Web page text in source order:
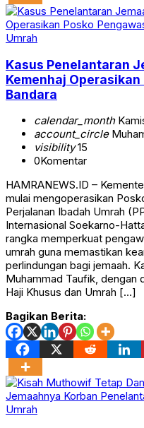
Umrah
Kasus Penelantaran
Kemenhaj
Bandara
calendar_month
account_circle
visibility15
0Komentar
HAMRANEWS.ID –
mulai mengoperasikan
Perjalanan Ibadah Umrah
Internasional Soekarno-
rangka memperkuat
umrah guna memastikan
perlindungan bagi jemaah.
Muhammad Taufik, dengan
Haji Khusus dan Umrah […]
Bagikan Berita:
Umrah